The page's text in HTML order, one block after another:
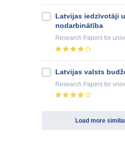
Latvijas iedzīvotāji
nodarbinātība
Research Papers for
Latvijas valsts
Research Papers for
Load more